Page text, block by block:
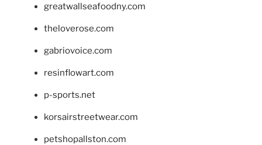
greatwallseafoodny.com
theloverose.com
gabriovoice.com
resinflowart.com
p-sports.net
korsairstreetwear.com
petshopallston.com